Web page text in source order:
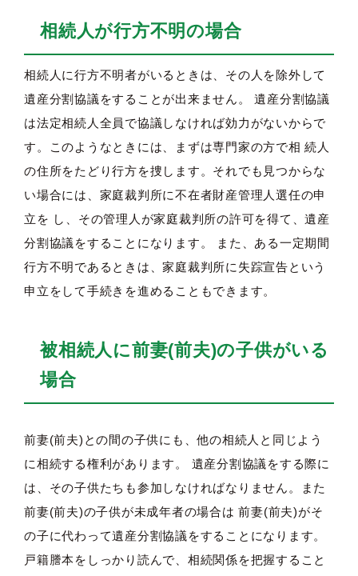
相続人が行方不明の場合
相続人に行方不明者がいるときは、その人を除外して
遺産分割協議をすることが出来ません。 遺産分割協議
は法定相続人全員で協議しなければ効力がないからで
す。このようなときには、まずは専門家の方で相 続人
の住所をたどり行方を捜します。それでも見つからな
い場合には、家庭裁判所に不在者財産管理人選任の申
立を し、その管理人が家庭裁判所の許可を得て、遺産
分割協議をすることになります。 また、ある一定期間
行方不明であるときは、家庭裁判所に失踪宣告という
申立をして手続きを進めることもできます。
被相続人に前妻(前夫)の子供がいる
場合
前妻(前夫)との間の子供にも、他の相続人と同じよう
に相続する権利があります。 遺産分割協議をする際に
は、その子供たちも参加しなければなりません。また
前妻(前夫)の子供が未成年者の場合は 前妻(前夫)がそ
の子に代わって遺産分割協議をすることになります。
戸籍謄本をしっかり読んで、相続関係を把握すること